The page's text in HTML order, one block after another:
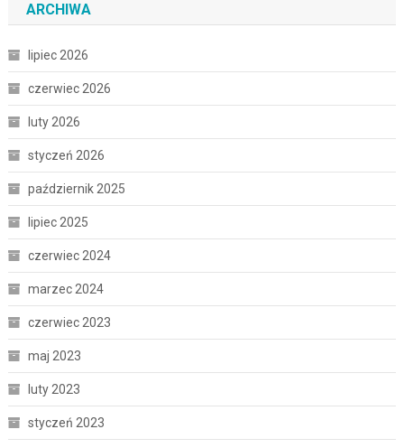
ARCHIWA
lipiec 2026
czerwiec 2026
luty 2026
styczeń 2026
październik 2025
lipiec 2025
czerwiec 2024
marzec 2024
czerwiec 2023
maj 2023
luty 2023
styczeń 2023